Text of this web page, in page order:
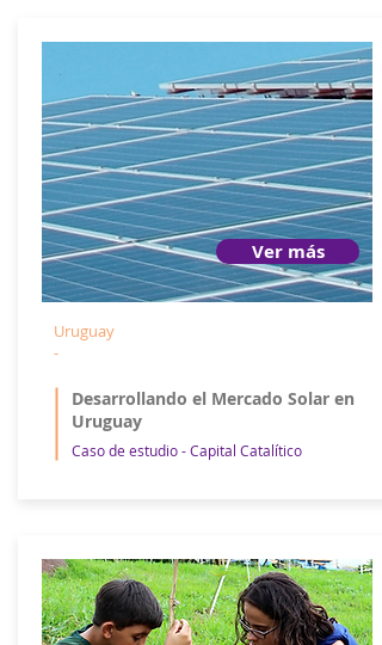
Ver más
Uruguay
-
Desarrollando el Mercado Solar en
Uruguay
Caso de estudio - Capital Catalítico